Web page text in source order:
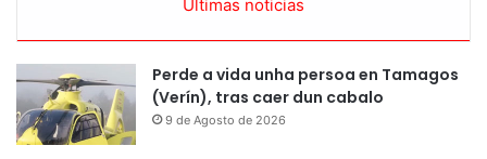
Últimas noticias
Perde a vida unha persoa en Tamagos
(Verín), tras caer dun cabalo
9 de Agosto de 2026